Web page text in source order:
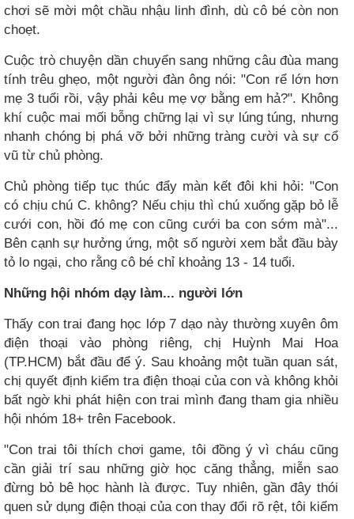
chơi sẽ mời một chầu nhậu linh đình, dù cô bé còn non
choẹt.
Cuộc trò chuyện dần chuyển sang những câu đùa mang
tính trêu ghẹo, một người đàn ông nói: "Con rể lớn hơn
mẹ 3 tuổi rồi, vậy phải kêu mẹ vợ bằng em hả?". Không
khí cuộc mai mối bỗng chững lại vì sự lúng túng, nhưng
nhanh chóng bị phá vỡ bởi những tràng cười và sự cổ
vũ từ chủ phòng.
Chủ phòng tiếp tục thúc đẩy màn kết đôi khi hỏi: "Con
có chịu chú C. không? Nếu chịu thì chú xuống gặp bỏ lễ
cưới con, hồi đó mẹ con cũng cưới ba con sớm mà"...
Bên cạnh sự hưởng ứng, một số người xem bắt đầu bày
tỏ lo ngại, cho rằng cô bé chỉ khoảng 13 - 14 tuổi.
Những hội nhóm dạy làm... người lớn
Thấy con trai đang học lớp 7 dạo này thường xuyên ôm
điện thoại vào phòng riêng, chị Huỳnh Mai Hoa
(TP.HCM) bắt đầu để ý. Sau khoảng một tuần quan sát,
chị quyết định kiểm tra điện thoại của con và không khỏi
bất ngờ khi phát hiện con trai mình đang tham gia nhiều
hội nhóm 18+ trên Facebook.
"Con trai tôi thích chơi game, tôi đồng ý vì cháu cũng
cần giải trí sau những giờ học căng thẳng, miễn sao
đừng bỏ bê học hành là được. Tuy nhiên, gần đây thói
quen sử dụng điện thoại của con thay đổi rõ rệt, tôi kiểm